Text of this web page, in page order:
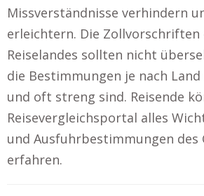
Missverständnisse verhindern
erleichtern. Die Zollvorschriften
Reiselandes sollten nicht
die Bestimmungen je nach
und oft streng sind. Reisende
Reisevergleichsportal alles
und Ausfuhrbestimmungen des
erfahren.